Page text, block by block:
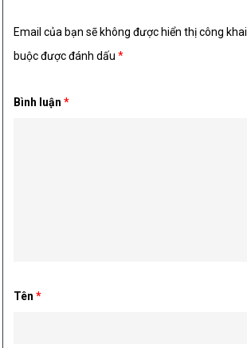
Email của bạn sẽ không được hiển thị công khai.
buộc được đánh dấu*
Bình luận*
Tên*